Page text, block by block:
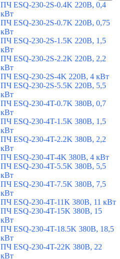
ПЧ ESQ-230-2S-0.4K 220В, 0,4
кВт
ПЧ ESQ-230-2S-0.7K 220В, 0,75
кВт
ПЧ ESQ-230-2S-1.5K 220В, 1,5
кВт
ПЧ ESQ-230-2S-2.2K 220В, 2,2
кВт
ПЧ ESQ-230-2S-4K 220В, 4 кВт
ПЧ ESQ-230-2S-5.5K 220В, 5,5
кВт
ПЧ ESQ-230-4T-0.7K 380В, 0,7
кВт
ПЧ ESQ-230-4T-1.5K 380В, 1,5
кВт
ПЧ ESQ-230-4T-2.2K 380В, 2,2
кВт
ПЧ ESQ-230-4T-4K 380В, 4 кВт
ПЧ ESQ-230-4T-5.5K 380В, 5,5
кВт
ПЧ ESQ-230-4T-7.5K 380В, 7,5
кВт
ПЧ ESQ-230-4T-11K 380В, 11 кВт
ПЧ ESQ-230-4T-15K 380В, 15
кВт
ПЧ ESQ-230-4T-18.5K 380В, 18,5
кВт
ПЧ ESQ-230-4T-22K 380В, 22
кВт